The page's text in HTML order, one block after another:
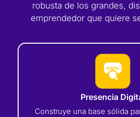
robusta de los grandes,
emprendedor que quiere
Presencia
Construye una base sólida